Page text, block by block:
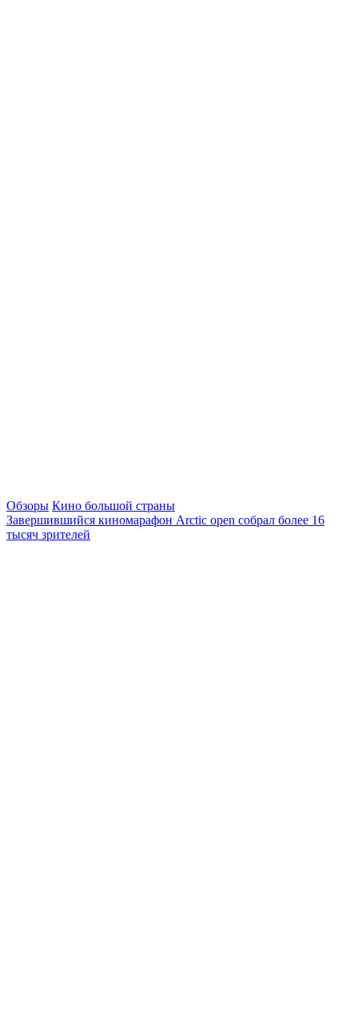
Обзоры Кино большой страны
Завершившийся киномарафон Arctic open собрал более 16
тысяч зрителей